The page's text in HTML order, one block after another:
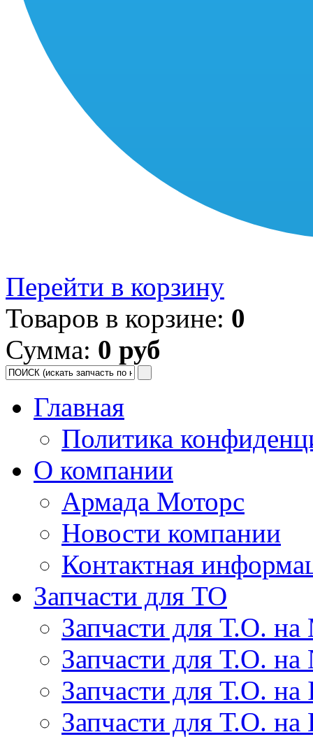
Перейти в корзину
Товаров в корзине: 0
Сумма: 0 руб
Главная
Политика
О компании
Армада Моторс
Новости компании
Контактная
Запчасти для ТО
Запчасти для Т.О. на
Запчасти для Т.О. на
Запчасти для Т.О.
Запчасти для Т.О. на